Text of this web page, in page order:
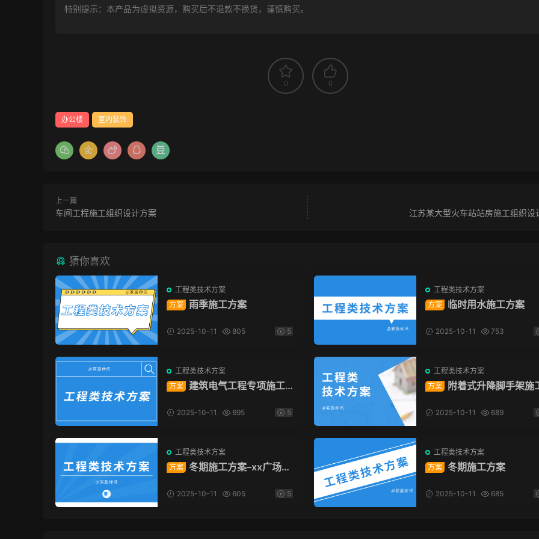
特别提示：本产品为虚拟资源，购买后不退款不换货，谨慎购买。
0 0
办公楼 室内装饰
上一篇
车间工程施工组织设计方案 江苏某大型火车站站房施工组织设
猜你喜欢
工程类技术方案
方案 雨季施工方案
2025-10-11 805 5
工程类技术方案
方案
临时用水施工方案
2025-10-11 753
工程类技术方案
方案
建筑电气工程专项施工
2025-10-11 695 5
工程类技术方案
方案
附着式升降脚手架施
2025-10-11 689
工程类技术方案
方案 冬期施工方案–xx广场项
2025-10-11 605 5
工程类技术方案
方案 冬期施工方案
2025-10-11 685